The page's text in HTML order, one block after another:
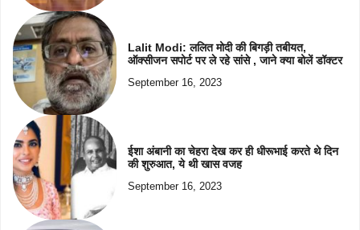
Lalit Modi: ललित मोदी की बिगड़ी तबीयत,
ऑक्सीजन सपोर्ट पर ले रहे सांसे , जाने क्या बोलें डॉक्टर
September 16, 2023
ईशा अंबानी का चेहरा देख कर ही धीरूभाई करते थे दिन
की शुरुआत, ये थी खास वजह
September 16, 2023